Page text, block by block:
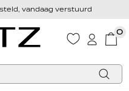
vandaag verstuurd
Zoek
0